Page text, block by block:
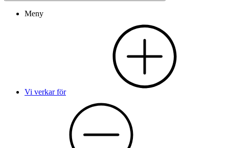
Meny
Vi verkar för